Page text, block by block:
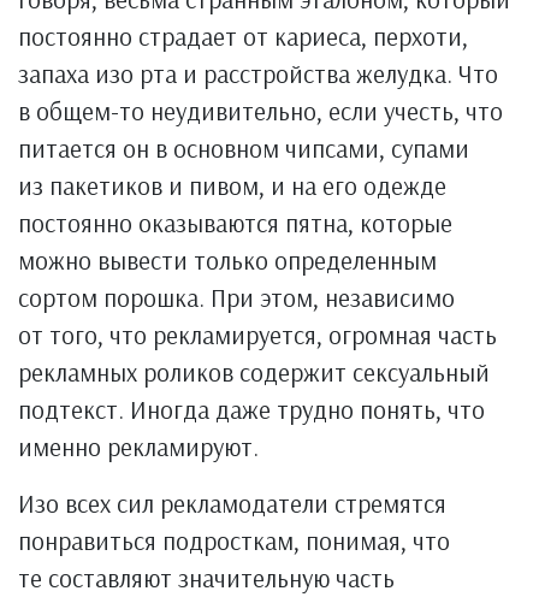
постоянно страдает от кариеса, перхоти,
запаха изо рта и расстройства желудка. Что
в общем-то неудивительно, если учесть, что
питается он в основном чипсами, супами
из пакетиков и пивом, и на его одежде
постоянно оказываются пятна, которые
можно вывести только определенным
сортом порошка. При этом, независимо
от того, что рекламируется, огромная часть
рекламных роликов содержит сексуальный
подтекст. Иногда даже трудно понять, что
именно рекламируют.
Изо всех сил рекламодатели стремятся
понравиться подросткам, понимая, что
те составляют значительную часть